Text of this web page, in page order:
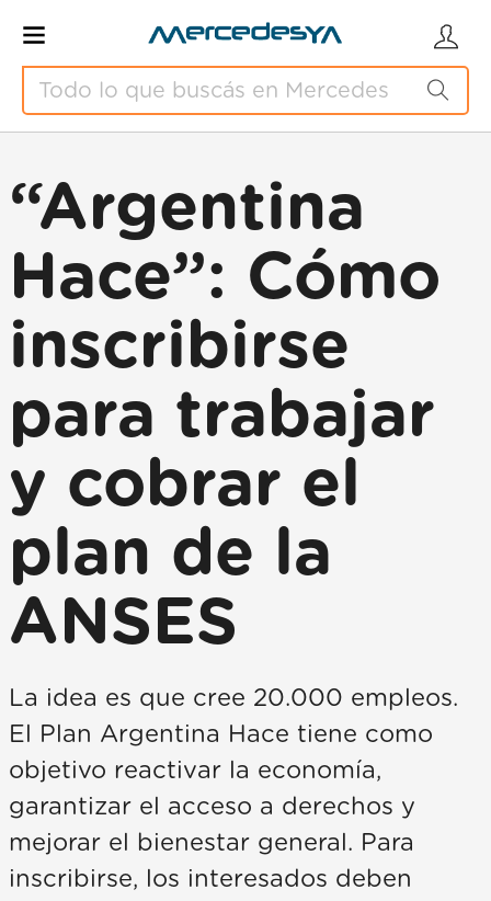
“Argentina
Hace”: Cómo
inscribirse
para trabajar
y cobrar el
plan de la
ANSES
La idea es que cree 20.000 empleos.
El Plan Argentina Hace tiene como
objetivo reactivar la economía,
garantizar el acceso a derechos y
mejorar el bienestar general. Para
inscribirse, los interesados deben